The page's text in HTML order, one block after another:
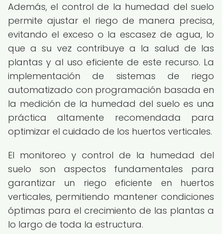
Además, el control de la humedad del suelo
permite ajustar el riego de manera precisa,
evitando el exceso o la escasez de agua, lo
que a su vez contribuye a la salud de las
plantas y al uso eficiente de este recurso. La
implementación de sistemas de riego
automatizado con programación basada en
la medición de la humedad del suelo es una
práctica altamente recomendada para
optimizar el cuidado de los huertos verticales.
El monitoreo y control de la humedad del
suelo son aspectos fundamentales para
garantizar un riego eficiente en huertos
verticales, permitiendo mantener condiciones
óptimas para el crecimiento de las plantas a
lo largo de toda la estructura.